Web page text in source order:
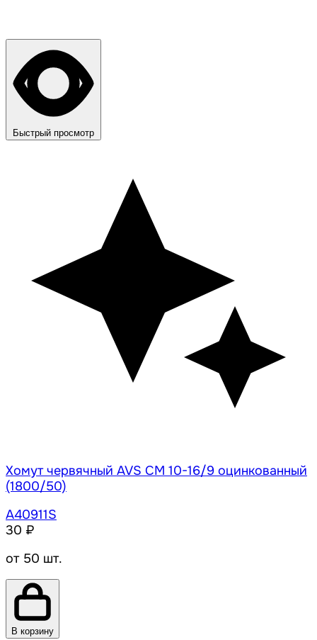
Быстрый просмотр
Хомут червячный AVS CM 10-16/9 оцинкованный
(1800/50)
A40911S
30 ₽
от 50 шт.
В корзину